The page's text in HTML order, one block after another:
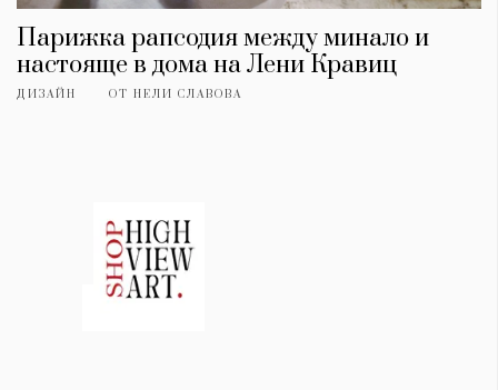
Парижка рапсодия между минало и
настояще в дома на Лени Кравиц
ДИЗАЙН ОТ НЕЛИ СЛАВОВА